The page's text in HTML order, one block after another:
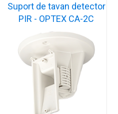
Suport de tavan detector
PIR - OPTEX CA-2C